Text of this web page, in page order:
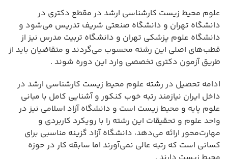
علوم محیط زیست کارشناسی ارشد در مقطع دکتری در
دانشگاه تهران و دانشگاه صنعتی شریف تدریس می‌شود و
دانشگاه علوم پزشکی تهران و دانشگاه تربیت مدرس نیز از
قطب‌های اصلی این رشته محسوب می‌گردند و متقاضیان باید از
طریق آزمون دکتری تخصصی وارد این دوره شوند .
ادامه تحصیل در رشته علوم محیط زیست کارشناسی ارشد در
داخل ایران نیازمند رتبه خوب کنکور و آشنایی کامل با مبانی
علوم پایه و محیط زیست است و دانشگاه آزاد اسلامی نیز در
واحد علوم و تحقیقات این رشته را با رویکرد کاربردی و
مهارت‌محور ارائه می‌دهد، دانشگاه آزاد گزینه مناسبی برای
کسانی است که رتبه عالی نمی‌آورند اما سابقه کار در حوزه